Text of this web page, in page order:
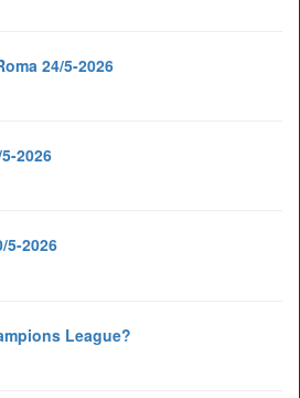
24/5-2026
2026
5-2026
League?